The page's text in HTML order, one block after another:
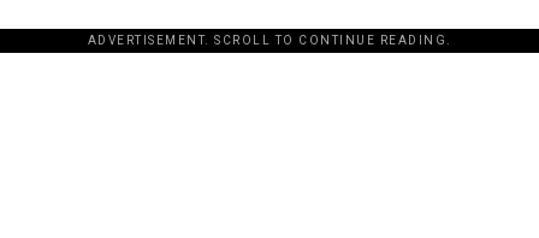
ADVERTISEMENT. SCROLL TO CONTINUE READING.